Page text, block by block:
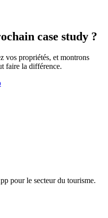
case study ?
vos propriétés, et montrons
faire la différence.
pour le secteur du tourisme.